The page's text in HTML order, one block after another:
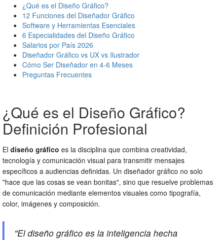
¿Qué es el Diseño Gráfico?
12 Funciones del Diseñador Gráfico
Software y Herramientas Esenciales
6 Especialidades del Diseño Gráfico
Salarios por País 2026
Diseñador Gráfico vs UX vs Ilustrador
Cómo Ser Diseñador en 4-6 Meses
Preguntas Frecuentes
¿Qué es el Diseño Gráfico?
Definición Profesional
El diseño gráfico es la disciplina que combina creatividad,
tecnología y comunicación visual para transmitir mensajes
específicos a audiencias definidas. Un diseñador gráfico no solo
"hace que las cosas se vean bonitas", sino que resuelve problemas
de comunicación mediante elementos visuales como tipografía,
color, imágenes y composición.
"El diseño gráfico es la inteligencia hecha